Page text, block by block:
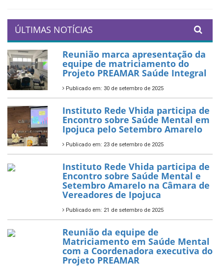
ÚLTIMAS NOTÍCIAS
Reunião marca apresentação da
equipe de matriciamento do
Projeto PREAMAR Saúde Integral
Publicado em: 30 de setembro de 2025
Instituto Rede Vhida participa de
Encontro sobre Saúde Mental em
Ipojuca pelo Setembro Amarelo
Publicado em: 23 de setembro de 2025
Instituto Rede Vhida participa de
Encontro sobre Saúde Mental e
Setembro Amarelo na Câmara de
Vereadores de Ipojuca
Publicado em: 21 de setembro de 2025
Reunião da equipe de
Matriciamento em Saúde Mental
com a Coordenadora executiva do
Projeto PREAMAR